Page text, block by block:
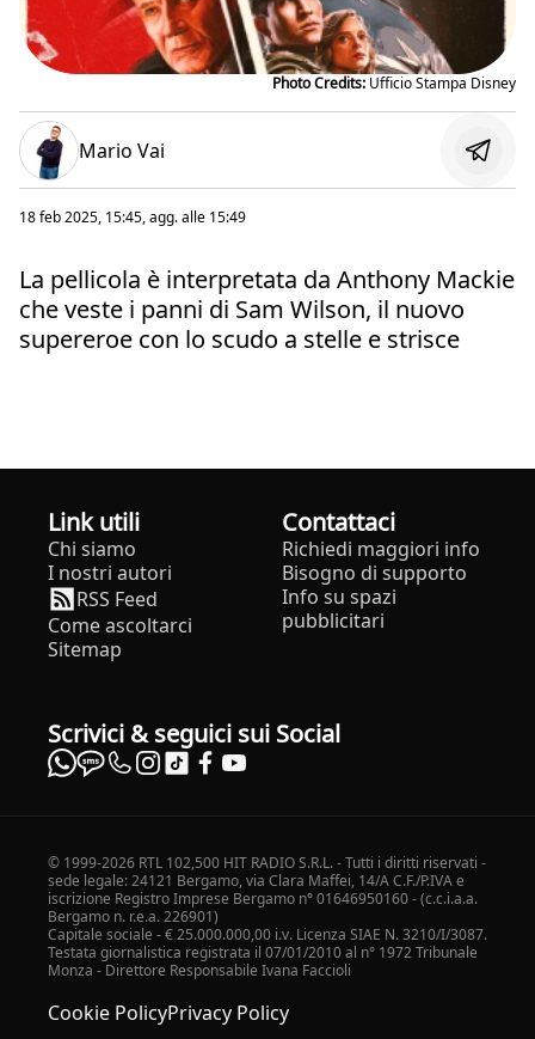
Photo Credits:Ufficio Stampa Disney
Mario Vai
18 feb 2025, 15:45, agg. alle 15:49
La pellicola è interpretata da Anthony Mackie
che veste i panni di Sam Wilson, il nuovo
supereroe con lo scudo a stelle e strisce
Link utili
Chi siamo
I nostri autori
RSS Feed
Come ascoltarci
Sitemap
Contattaci
Richiedi maggiori info
Bisogno di supporto
Info su spazi
pubblicitari
Scrivici & seguici sui Social
© 1999-2026 RTL 102,500 HIT RADIO S.R.L. - Tutti i diritti riservati -
sede legale: 24121 Bergamo, via Clara Maffei, 14/A C.F./P.IVA e
iscrizione Registro Imprese Bergamo n° 01646950160 - (c.c.i.a.a.
Bergamo n. r.e.a. 226901)
Capitale sociale - € 25.000.000,00 i.v. Licenza SIAE N. 3210/I/3087.
Testata giornalistica registrata il 07/01/2010 al n° 1972 Tribunale
Monza - Direttore Responsabile Ivana Faccioli
Cookie PolicyPrivacy Policy